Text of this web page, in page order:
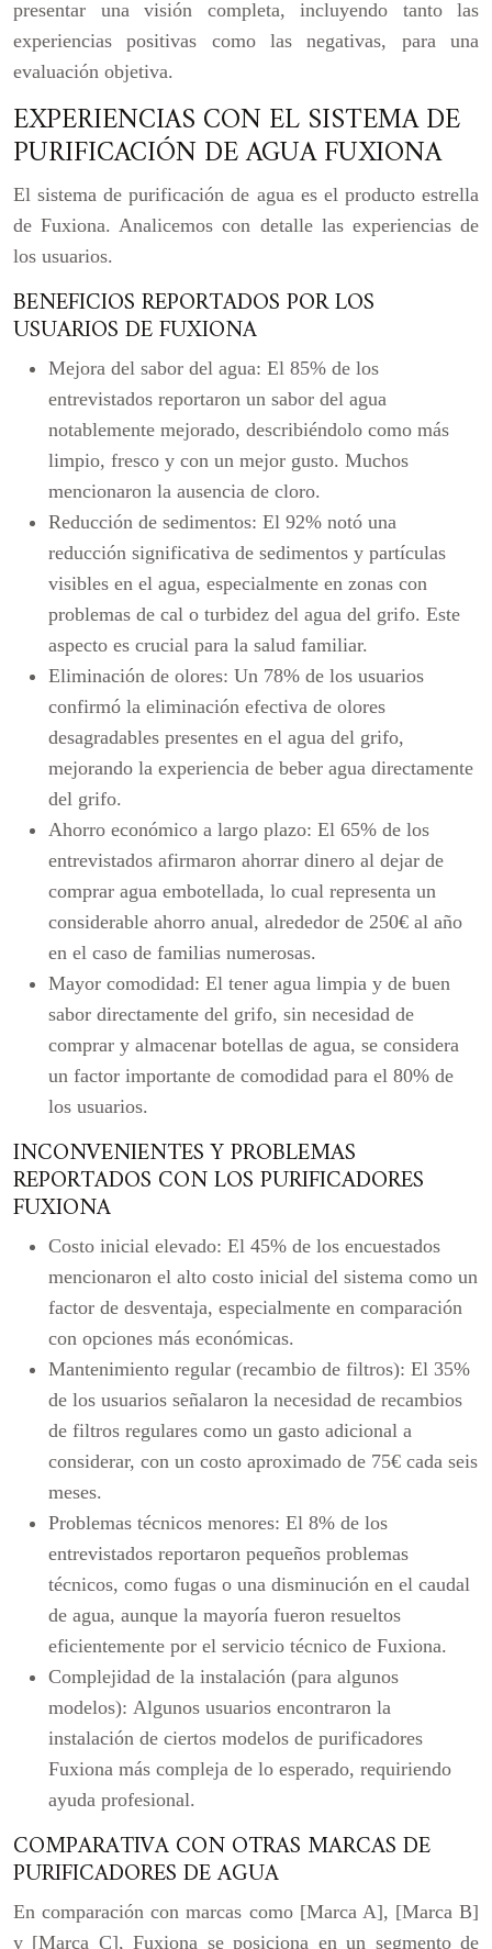
presentar una visión completa, incluyendo tanto las
experiencias positivas como las negativas, para una
evaluación objetiva.
EXPERIENCIAS CON EL SISTEMA DE
PURIFICACIÓN DE AGUA FUXIONA
El sistema de purificación de agua es el producto estrella
de Fuxiona. Analicemos con detalle las experiencias de
los usuarios.
BENEFICIOS REPORTADOS POR LOS
USUARIOS DE FUXIONA
Mejora del sabor del agua: El 85% de los
entrevistados reportaron un sabor del agua
notablemente mejorado, describiéndolo como más
limpio, fresco y con un mejor gusto. Muchos
mencionaron la ausencia de cloro.
Reducción de sedimentos: El 92% notó una
reducción significativa de sedimentos y partículas
visibles en el agua, especialmente en zonas con
problemas de cal o turbidez del agua del grifo. Este
aspecto es crucial para la salud familiar.
Eliminación de olores: Un 78% de los usuarios
confirmó la eliminación efectiva de olores
desagradables presentes en el agua del grifo,
mejorando la experiencia de beber agua directamente
del grifo.
Ahorro económico a largo plazo: El 65% de los
entrevistados afirmaron ahorrar dinero al dejar de
comprar agua embotellada, lo cual representa un
considerable ahorro anual, alrededor de 250€ al año
en el caso de familias numerosas.
Mayor comodidad: El tener agua limpia y de buen
sabor directamente del grifo, sin necesidad de
comprar y almacenar botellas de agua, se considera
un factor importante de comodidad para el 80% de
los usuarios.
INCONVENIENTES Y PROBLEMAS
REPORTADOS CON LOS PURIFICADORES
FUXIONA
Costo inicial elevado: El 45% de los encuestados
mencionaron el alto costo inicial del sistema como un
factor de desventaja, especialmente en comparación
con opciones más económicas.
Mantenimiento regular (recambio de filtros): El 35%
de los usuarios señalaron la necesidad de recambios
de filtros regulares como un gasto adicional a
considerar, con un costo aproximado de 75€ cada seis
meses.
Problemas técnicos menores: El 8% de los
entrevistados reportaron pequeños problemas
técnicos, como fugas o una disminución en el caudal
de agua, aunque la mayoría fueron resueltos
eficientemente por el servicio técnico de Fuxiona.
Complejidad de la instalación (para algunos
modelos): Algunos usuarios encontraron la
instalación de ciertos modelos de purificadores
Fuxiona más compleja de lo esperado, requiriendo
ayuda profesional.
COMPARATIVA CON OTRAS MARCAS DE
PURIFICADORES DE AGUA
En comparación con marcas como [Marca A], [Marca B]
y [Marca C], Fuxiona se posiciona en un segmento de